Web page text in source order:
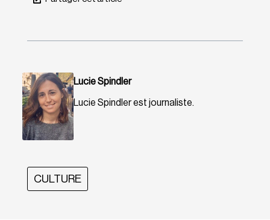
Lucie Spindler
Lucie Spindler est journaliste.
CULTURE